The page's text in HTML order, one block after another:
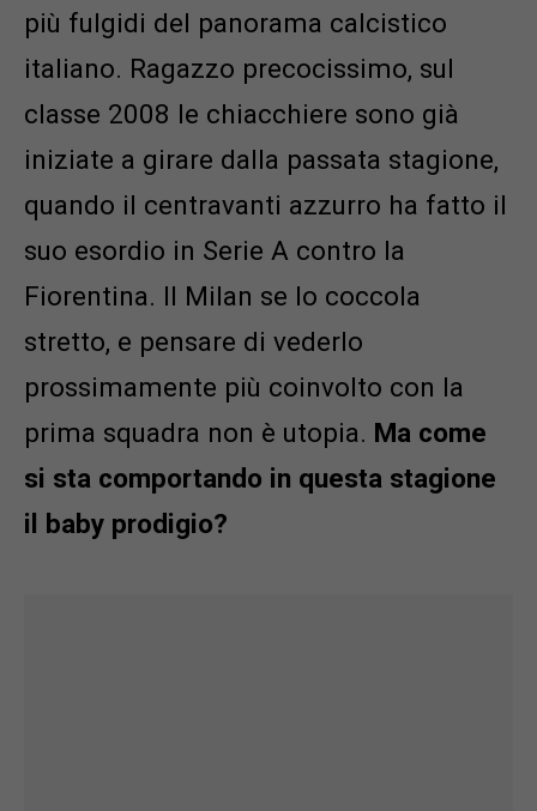
più fulgidi del panorama calcistico
italiano. Ragazzo precocissimo, sul
classe 2008 le chiacchiere sono già
iniziate a girare dalla passata stagione,
quando il centravanti azzurro ha fatto il
suo esordio in Serie A contro la
Fiorentina. Il Milan se lo coccola
stretto, e pensare di vederlo
prossimamente più coinvolto con la
prima squadra non è utopia. Ma come
si sta comportando in questa stagione
il baby prodigio?